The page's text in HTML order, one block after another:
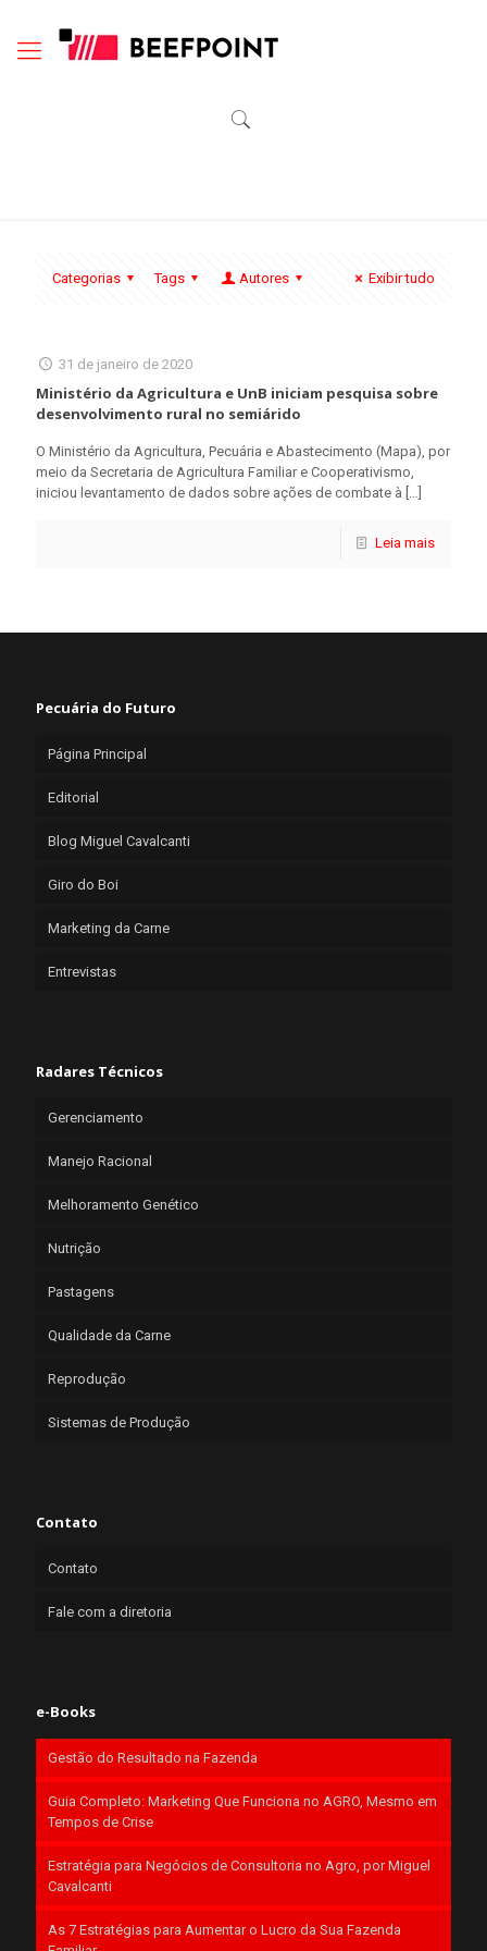
Categorias Tags Autores Exibir tudo
31 de janeiro de 2020
Ministério da Agricultura e UnB iniciam pesquisa sobre
desenvolvimento rural no semiárido
O Ministério da Agricultura, Pecuária e Abastecimento (Mapa), por
meio da Secretaria de Agricultura Familiar e Cooperativismo,
iniciou levantamento de dados sobre ações de combate à […]
Leia mais
Pecuária do Futuro
Página Principal
Editorial
Blog Miguel Cavalcanti
Giro do Boi
Marketing da Carne
Entrevistas
Radares Técnicos
Gerenciamento
Manejo Racional
Melhoramento Genético
Nutrição
Pastagens
Qualidade da Carne
Reprodução
Sistemas de Produção
Contato
Contato
Fale com a diretoria
e-Books
Gestão do Resultado na Fazenda
Guia Completo: Marketing Que Funciona no AGRO, Mesmo em
Tempos de Crise
Estratégia para Negócios de Consultoria no Agro, por Miguel
Cavalcanti
As 7 Estratégias para Aumentar o Lucro da Sua Fazenda